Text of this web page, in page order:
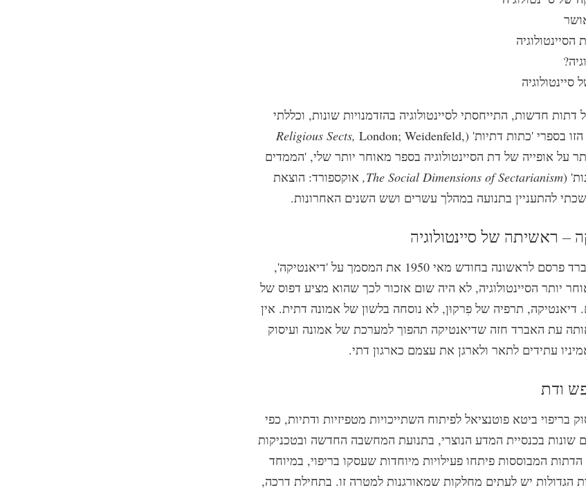
חדשות, התייחסתי לסיינטולוגיה בהזדמנויות שונות, וכללתי
בספרי '‏כתות דתיות' (
Religious Sects, London; Weidenfeld,
יותר על אופייה של דת הסיינטולוגיה בספר מאוחר יותר שלי, 'הממדים
(
The Social Dimensions of Sectarianism, אוקספורד: הוצאת
כאשר מר ל. רון האברד פרסם לראשונה בחודש מאי 1950 את המסמך על 'דיאנטיקה',
יותר הסיינטולוגיה, לא היה שום אזכור לכך שהוא מציע דפוס של
דיאנטיקה, תרפיה של פִרקוּן, לא נוסחה בלשון של אמונה דתית. אין
עת האברד חזה שדיאנטיקה תהפוך למערכת של אמונה ועיסוק
עתידים לתאר ולארגן את עצמם כארגון דתי.
בריפוי ביטא פוטנציאל לפיתוח השתייכויות מטפיזיות ודתיות, כפי
שונות בכנסיית המדע הנוצרי, בתנועת המחשבה החדשה ובטכניקות
המבוססות פיתחו פעילויות מיוחדות שעסקו בריפוי, במיוחד
הגדולות יש לעתים מחלקות שמאורגנות למטרה זו. בתחילת דרכה,